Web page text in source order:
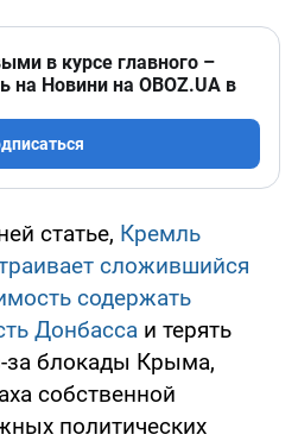
в курсе главного –
на Новини на OBOZ.UA в
статье, Кремль
сложившийся
содержать
Донбасса и терять
за блокады Крыма,
собственной
политических